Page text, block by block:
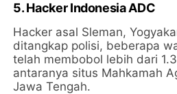
5. Hacker Indonesia ADC
Hacker asal Sleman,
ditangkap polisi, beberapa
telah membobol lebih dari
antaranya situs Mahkamah
Jawa Tengah.